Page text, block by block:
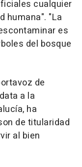
cualquier
humana". "La
es
del bosque
de
a la
ha
de titularidad
al bien